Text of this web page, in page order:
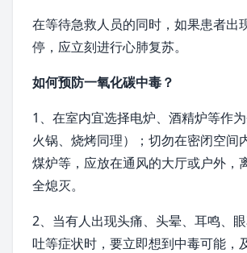
在等待急救人员的同时，如果患者出
停，应立刻进行心肺复苏。
如何预防一氧化碳中毒？
1、在室内宜选择电炉、酒精炉等作
火锅、烧烤同理）；切勿在密闭空间
煤炉等，应放在通风的大厅或户外，
全熄灭。
2、当有人出现头痛、头晕、耳鸣、
吐等症状时，要立即想到中毒可能，